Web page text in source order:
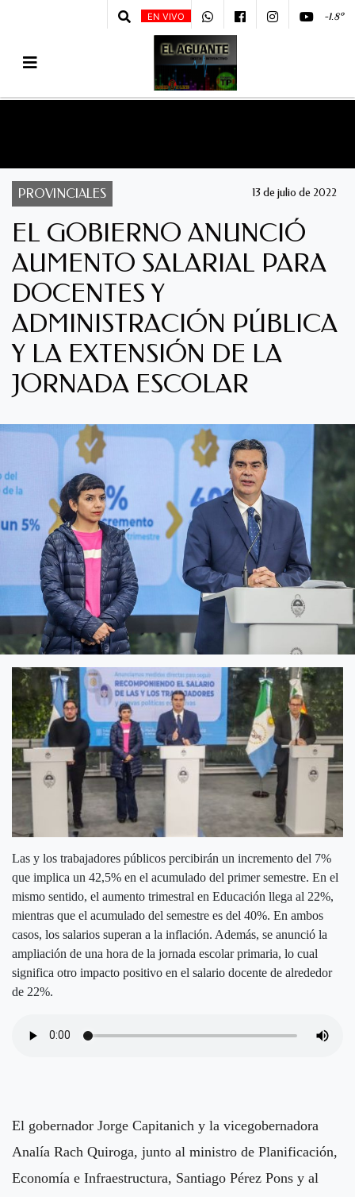
EN VIVO -1.8º
PROVINCIALES 13 de julio de 2022
EL GOBIERNO ANUNCIÓ
AUMENTO SALARIAL PARA
DOCENTES Y
ADMINISTRACIÓN PÚBLICA
Y LA EXTENSIÓN DE LA
JORNADA ESCOLAR
Las y los trabajadores públicos percibirán un incremento del 7%
que implica un 42,5% en el acumulado del primer semestre. En el
mismo sentido, el aumento trimestral en Educación llega al 22%,
mientras que el acumulado del semestre es del 40%. En ambos
casos, los salarios superan a la inflación. Además, se anunció la
ampliación de una hora de la jornada escolar primaria, lo cual
significa otro impacto positivo en el salario docente de alrededor
de 22%.
El gobernador Jorge Capitanich y la vicegobernadora
Analía Rach Quiroga, junto al ministro de Planificación,
Economía e Infraestructura, Santiago Pérez Pons y al